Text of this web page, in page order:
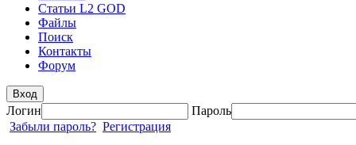
Статьи L2 GOD
Файлы
Поиск
Контакты
Форум
Вход
Логин
Пароль
Забыли пароль? Регистрация